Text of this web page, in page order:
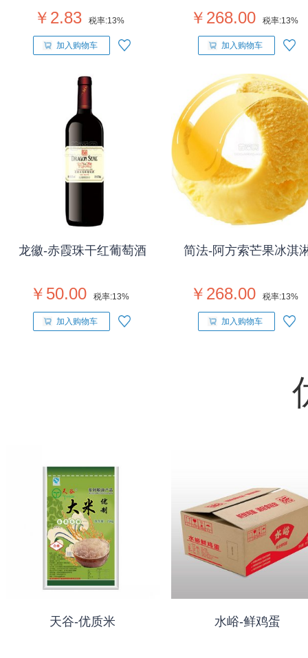
￥2.83 税率:13%
加入购物车
￥268.00 税率:13%
加入购物车
龙徽-赤霞珠干红葡萄酒
￥50.00 税率:13%
加入购物车
简法-阿方索芒果冰淇
￥268.00 税率:13%
加入购物车
天谷-优质米 水峪-鲜鸡蛋